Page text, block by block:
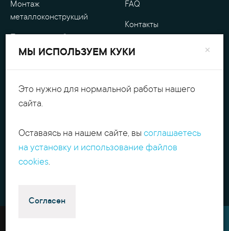
Монтаж
металлоконструкций
Уличные
металлоизделия
Обработка металла
FAQ
Контакты
Оплата
contact@itpmet.ru
г. Москва, Филёвский
×
МЫ ИСПОЛЬЗУЕМ КУКИ
Это нужно для нормальной работы нашего
сайта.
Оставаясь на нашем сайте, вы соглашаетесь
на установку и использование файлов
cookies.
Согласен